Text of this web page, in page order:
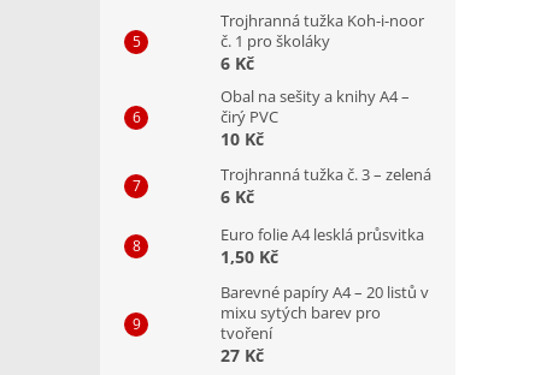
Trojhranná tužka Koh-i-noor
č. 1 pro školáky
6 Kč
Obal na sešity a knihy A4 –
čirý PVC
10 Kč
Trojhranná tužka č. 3 – zelená
6 Kč
Euro folie A4 lesklá průsvitka
1,50 Kč
Barevné papíry A4 – 20 listů v
mixu sytých barev pro
tvoření
27 Kč